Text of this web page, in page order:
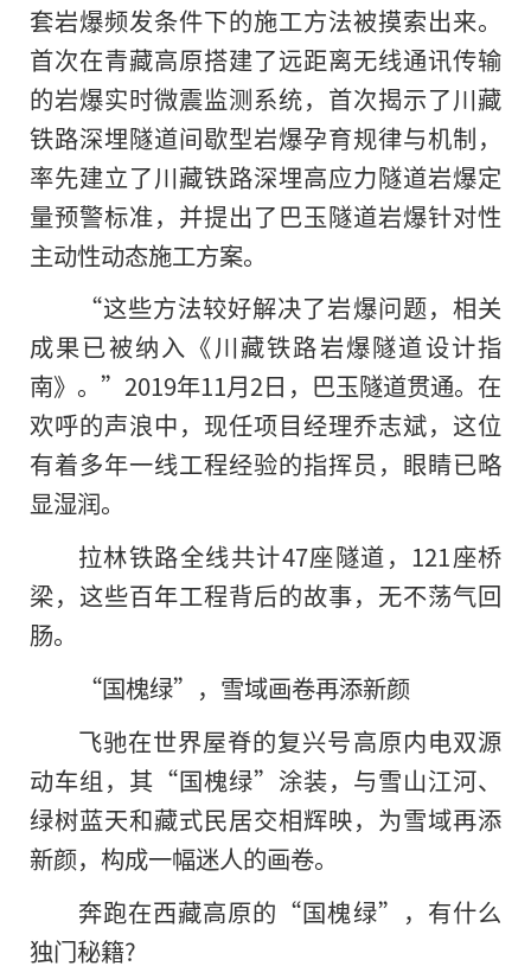
套岩爆频发条件下的施工方法被摸索出来。
首次在青藏高原搭建了远距离无线通讯传输
的岩爆实时微震监测系统，首次揭示了川藏
铁路深埋隧道间歇型岩爆孕育规律与机制，
率先建立了川藏铁路深埋高应力隧道岩爆定
量预警标准，并提出了巴玉隧道岩爆针对性
主动性动态施工方案。
“这些方法较好解决了岩爆问题，相关
成果已被纳入《川藏铁路岩爆隧道设计指
南》。”2019年11月2日，巴玉隧道贯通。在
欢呼的声浪中，现任项目经理乔志斌，这位
有着多年一线工程经验的指挥员，眼睛已略
显湿润。
拉林铁路全线共计47座隧道，121座桥
梁，这些百年工程背后的故事，无不荡气回
肠。
“国槐绿”，雪域画卷再添新颜
飞驰在世界屋脊的复兴号高原内电双源
动车组，其“国槐绿”涂装，与雪山江河、
绿树蓝天和藏式民居交相辉映，为雪域再添
新颜，构成一幅迷人的画卷。
奔跑在西藏高原的“国槐绿”，有什么
独门秘籍?